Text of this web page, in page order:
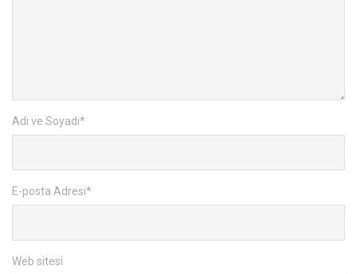
Adı ve Soyadı*
E-posta Adresi*
Web sitesi